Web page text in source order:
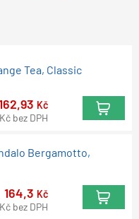
Tea, Classic
Kč
Kč bez DPH
Bergamotto,
164,3 Kč
Kč bez DPH